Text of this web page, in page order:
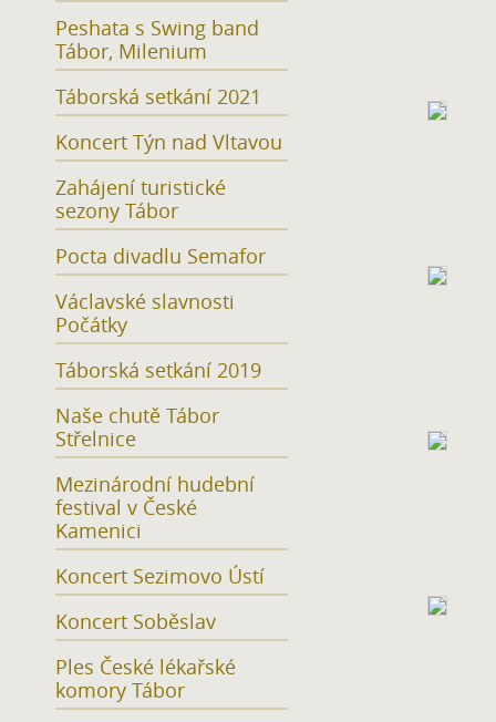
Peshata s Swing band
Tábor, Milenium
Táborská setkání 2021
Koncert Týn nad Vltavou
Zahájení turistické
sezony Tábor
Pocta divadlu Semafor
Václavské slavnosti
Počátky
Táborská setkání 2019
Naše chutě Tábor
Střelnice
Mezinárodní hudební
festival v České
Kamenici
Koncert Sezimovo Ústí
Koncert Soběslav
Ples České lékařské
komory Tábor